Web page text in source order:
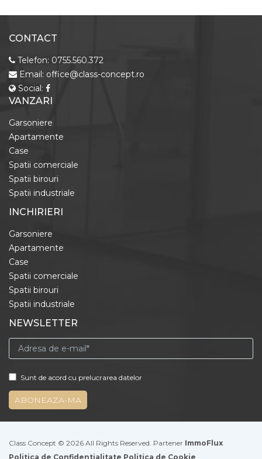
CONTACT
Telefon: 0755.560.372
Email: office@class-concept.ro
Social:
VANZARI
Garsoniere
Apartamente
Case
Spatii comerciale
Spatii birouri
Spatii industriale
INCHIRIERI
Garsoniere
Apartamente
Case
Spatii comerciale
Spatii birouri
Spatii industriale
NEWSLETTER
Sunt de acord cu prelucrarea datelor
Class Concept © 2026 All Rights Reserved. Partener ImmoFlux
Politica de Confidentialitate Politica de Cookie